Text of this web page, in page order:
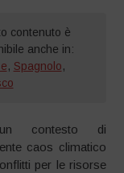
contenuto è
anche in:
, Spagnolo,
contesto di
caos climatico
per le risorse